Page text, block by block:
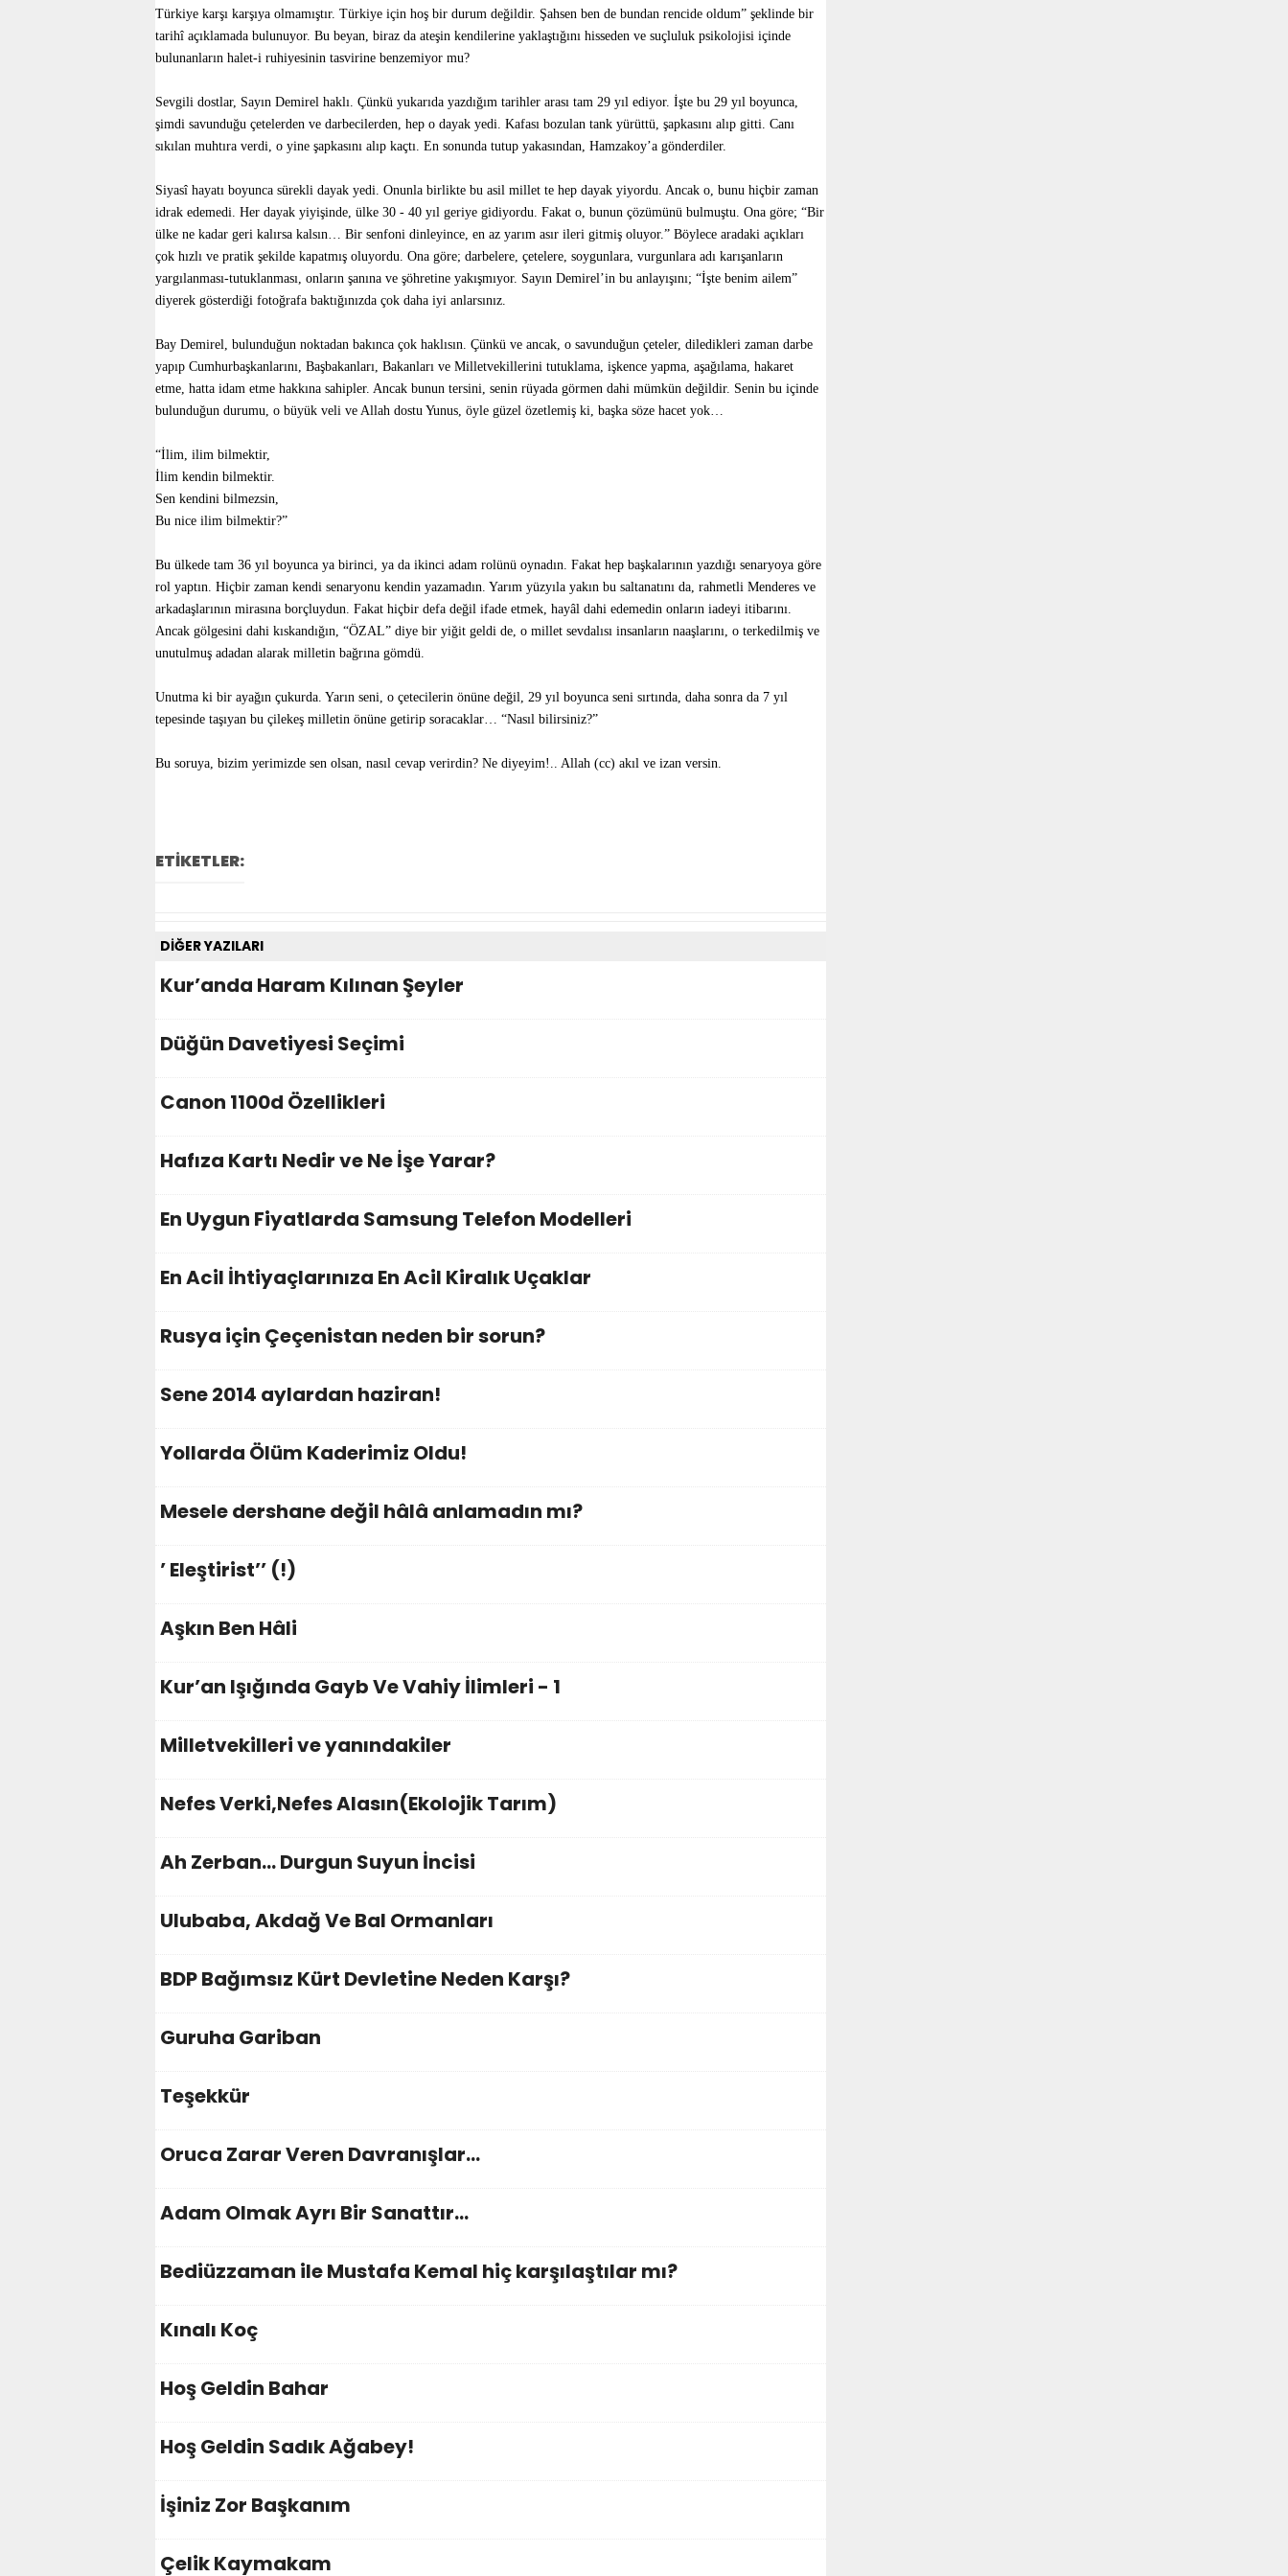
Türkiye karşı karşıya olmamıştır. Türkiye için hoş bir durum değildir. Şahsen ben de bundan rencide oldum” şeklinde bir
tarihî açıklamada bulunuyor. Bu beyan, biraz da ateşin kendilerine yaklaştığını hisseden ve suçluluk psikolojisi içinde
bulunanların halet-i ruhiyesinin tasvirine benzemiyor mu?
Sevgili dostlar, Sayın Demirel haklı. Çünkü yukarıda yazdığım tarihler arası tam 29 yıl ediyor. İşte bu 29 yıl boyunca,
şimdi savunduğu çetelerden ve darbecilerden, hep o dayak yedi. Kafası bozulan tank yürüttü, şapkasını alıp gitti. Canı
sıkılan muhtıra verdi, o yine şapkasını alıp kaçtı. En sonunda tutup yakasından, Hamzakoy’a gönderdiler.
Siyasî hayatı boyunca sürekli dayak yedi. Onunla birlikte bu asil millet te hep dayak yiyordu. Ancak o, bunu hiçbir zaman
idrak edemedi. Her dayak yiyişinde, ülke 30 - 40 yıl geriye gidiyordu. Fakat o, bunun çözümünü bulmuştu. Ona göre; “Bir
ülke ne kadar geri kalırsa kalsın… Bir senfoni dinleyince, en az yarım asır ileri gitmiş oluyor.” Böylece aradaki açıkları
çok hızlı ve pratik şekilde kapatmış oluyordu. Ona göre; darbelere, çetelere, soygunlara, vurgunlara adı karışanların
yargılanması-tutuklanması, onların şanına ve şöhretine yakışmıyor. Sayın Demirel’in bu anlayışını; “İşte benim ailem”
diyerek gösterdiği fotoğrafa baktığınızda çok daha iyi anlarsınız.
Bay Demirel, bulunduğun noktadan bakınca çok haklısın. Çünkü ve ancak, o savunduğun çeteler, diledikleri zaman darbe
yapıp Cumhurbaşkanlarını, Başbakanları, Bakanları ve Milletvekillerini tutuklama, işkence yapma, aşağılama, hakaret
etme, hatta idam etme hakkına sahipler. Ancak bunun tersini, senin rüyada görmen dahi mümkün değildir. Senin bu içinde
bulunduğun durumu, o büyük veli ve Allah dostu Yunus, öyle güzel özetlemiş ki, başka söze hacet yok…
“İlim, ilim bilmektir,
İlim kendin bilmektir.
Sen kendini bilmezsin,
Bu nice ilim bilmektir?”
Bu ülkede tam 36 yıl boyunca ya birinci, ya da ikinci adam rolünü oynadın. Fakat hep başkalarının yazdığı senaryoya göre
rol yaptın. Hiçbir zaman kendi senaryonu kendin yazamadın. Yarım yüzyıla yakın bu saltanatını da, rahmetli Menderes ve
arkadaşlarının mirasına borçluydun. Fakat hiçbir defa değil ifade etmek, hayâl dahi edemedin onların iadeyi itibarını.
Ancak gölgesini dahi kıskandığın, “ÖZAL” diye bir yiğit geldi de, o millet sevdalısı insanların naaşlarını, o terkedilmiş ve
unutulmuş adadan alarak milletin bağrına gömdü.
Unutma ki bir ayağın çukurda. Yarın seni, o çetecilerin önüne değil, 29 yıl boyunca seni sırtında, daha sonra da 7 yıl
tepesinde taşıyan bu çilekeş milletin önüne getirip soracaklar… “Nasıl bilirsiniz?”
Bu soruya, bizim yerimizde sen olsan, nasıl cevap verirdin? Ne diyeyim!.. Allah (cc) akıl ve izan versin.
ETİKETLER:
DİĞER YAZILARI
Kur’anda Haram Kılınan Şeyler
Düğün Davetiyesi Seçimi
Canon 1100d Özellikleri
Hafıza Kartı Nedir ve Ne İşe Yarar?
En Uygun Fiyatlarda Samsung Telefon Modelleri
En Acil İhtiyaçlarınıza En Acil Kiralık Uçaklar
Rusya için Çeçenistan neden bir sorun?
Sene 2014 aylardan haziran!
Yollarda Ölüm Kaderimiz Oldu!
Mesele dershane değil hâlâ anlamadın mı?
’ Eleştirist’’ (!)
Aşkın Ben Hâli
Kur’an Işığında Gayb Ve Vahiy İlimleri - 1
Milletvekilleri ve yanındakiler
Nefes Verki,Nefes Alasın(Ekolojik Tarım)
Ah Zerban… Durgun Suyun İncisi
Ulubaba, Akdağ Ve Bal Ormanları
BDP Bağımsız Kürt Devletine Neden Karşı?
Guruha Gariban
Teşekkür
Oruca Zarar Veren Davranışlar…
Adam Olmak Ayrı Bir Sanattır…
Bediüzzaman ile Mustafa Kemal hiç karşılaştılar mı?
Kınalı Koç
Hoş Geldin Bahar
Hoş Geldin Sadık Ağabey!
İşiniz Zor Başkanım
Çelik Kaymakam